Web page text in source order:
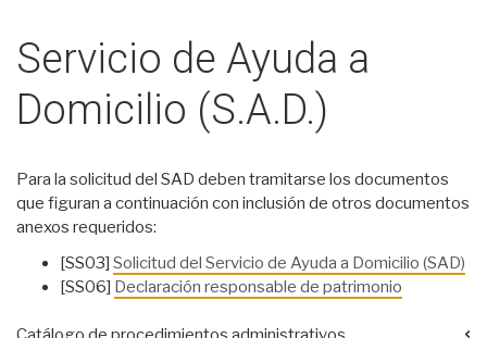
Servicio de Ayuda a
Domicilio (S.A.D.)
Para la solicitud del SAD deben tramitarse los documentos
que figuran a continuación con inclusión de otros documentos
anexos requeridos:
[SS03] Solicitud del Servicio de Ayuda a Domicilio (SAD)
[SS06] Declaración responsable de patrimonio